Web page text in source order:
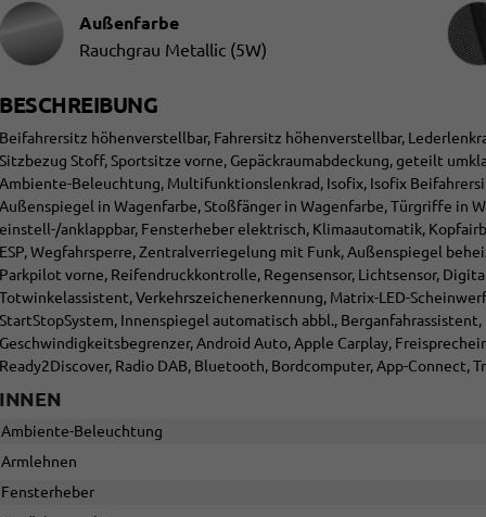
Außenfarbe
Rauchgrau Metallic (5W)
BESCHREIBUNG
Beifahrersitz höhenverstellbar, Fahrersitz höhenverstellbar,
Sitzbezug Stoff, Sportsitze vorne, Gepäckraumabdeckung, geteilt
Ambiente-Beleuchtung, Multifunktionslenkrad, Isofix, Isofix
Außenspiegel in Wagenfarbe, Stoßfänger in Wagenfarbe, Türgriffe in
einstell-/anklappbar, Fensterheber elektrisch, Klimaautomatik,
ESP, Wegfahrsperre, Zentralverriegelung mit Funk, Außenspiegel
Parkpilot vorne, Reifendruckkontrolle, Regensensor, Lichtsensor,
Totwinkelassistent, Verkehrszeichenerkennung, Matrix-LED-
StartStopSystem, Innenspiegel automatisch abbl.,
Geschwindigkeitsbegrenzer, Android Auto, Apple Carplay,
Ready2Discover, Radio DAB, Bluetooth, Bordcomputer, App-Connect,
INNEN
Ambiente-Beleuchtung
Armlehnen
Fensterheber